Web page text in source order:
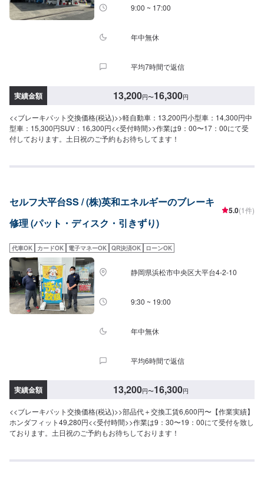
9:00 ~ 17:00
年中無休
平均7時間で返信
実績金額 13,200円〜16,300円
<<ブレーキパット交換価格(税込)>>軽自動車：13,200円小型車：14,300円中
型車：15,300円SUV：16,300円<<受付時間>>作業は9：00〜17：00にて受
付しております。土日祝のご予約もお待ちしてます！
セルフ大平台SS / (株)英和エネルギーのブレーキ
修理 (パット・ディスク・引きずり)
5.0(1件)
代車OK カードOK 電子マネーOK QR決済OK ローンOK
静岡県浜松市中央区大平台4-2-10
9:30 ~ 19:00
年中無休
平均6時間で返信
実績金額 13,200円〜16,300円
<<ブレーキパット交換価格(税込)>>部品代＋交換工賃6,600円〜【作業実績】
ホンダフィット49,280円<<受付時間>>作業は9：30〜19：00にて受付を致し
ております。土日祝のご予約もお待ちしております！